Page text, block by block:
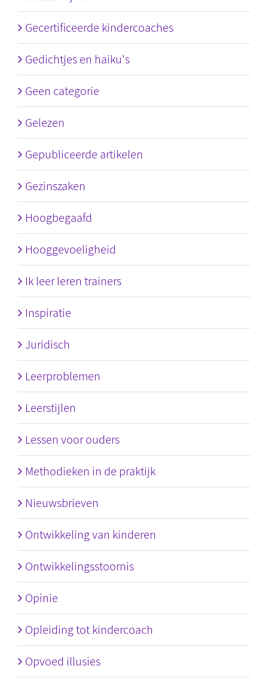
Gecertificeerde kindercoaches
Gedichtjes en haiku's
Geen categorie
Gelezen
Gepubliceerde artikelen
Gezinszaken
Hoogbegaafd
Hooggevoeligheid
Ik leer leren trainers
Inspiratie
Juridisch
Leerproblemen
Leerstijlen
Lessen voor ouders
Methodieken in de praktijk
Nieuwsbrieven
Ontwikkeling van kinderen
Ontwikkelingsstoornis
Opinie
Opleiding tot kindercoach
Opvoed illusies